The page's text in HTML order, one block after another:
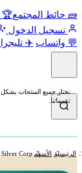
🧱 حائط المجتمع🏆
تسجيل الدخول
💬 واتساب ✈️
نختار جميع المنتجات
تقييماتنا.
الرئيسية الأسهم Silver Corp